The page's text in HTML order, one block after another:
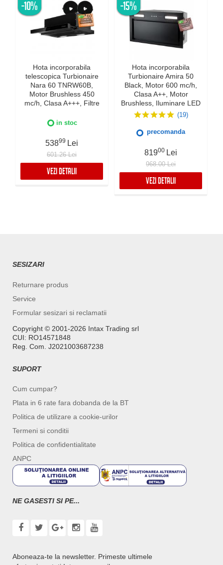
-10%
Hota incorporabila
telescopica Turbionaire
Nara 60 TNRW60B,
Motor Brushless 450
mc/h, Clasa A+++, Filtre
Control, Iluminare LED, 3
Negru
in stoc
53899 Lei
601.26 Lei
VEZI DETALII
-15%
Hota incorporabila
Turbionaire Amira 50
Black, Motor 600 mc/h,
Clasa A++, Motor
Brushless, Iluminare LED
4000K, Aspiratie
perimetrala, 3 viteze +
Boost, Control electronic,
Filtru Inox si Aluminiu in 5
straturi, Silentioasa
(19)
precomanda
81900 Lei
968.00 Lei
VEZI DETALII
SESIZARI
Returnare produs
Service
Formular sesizari si reclamatii
Copyright ©️ 2001-2026 Intax Trading srl
CUI: RO14571848
Reg. Com. J2021003687238
SUPORT
Cum cumpar?
Plata in 6 rate fara dobanda de la BT
Politica de utilizare a cookie-urilor
Termeni si conditii
Politica de confidentialitate
ANPC
NE GASESTI SI PE...
Aboneaza-te la newsletter. Primeste ultimele